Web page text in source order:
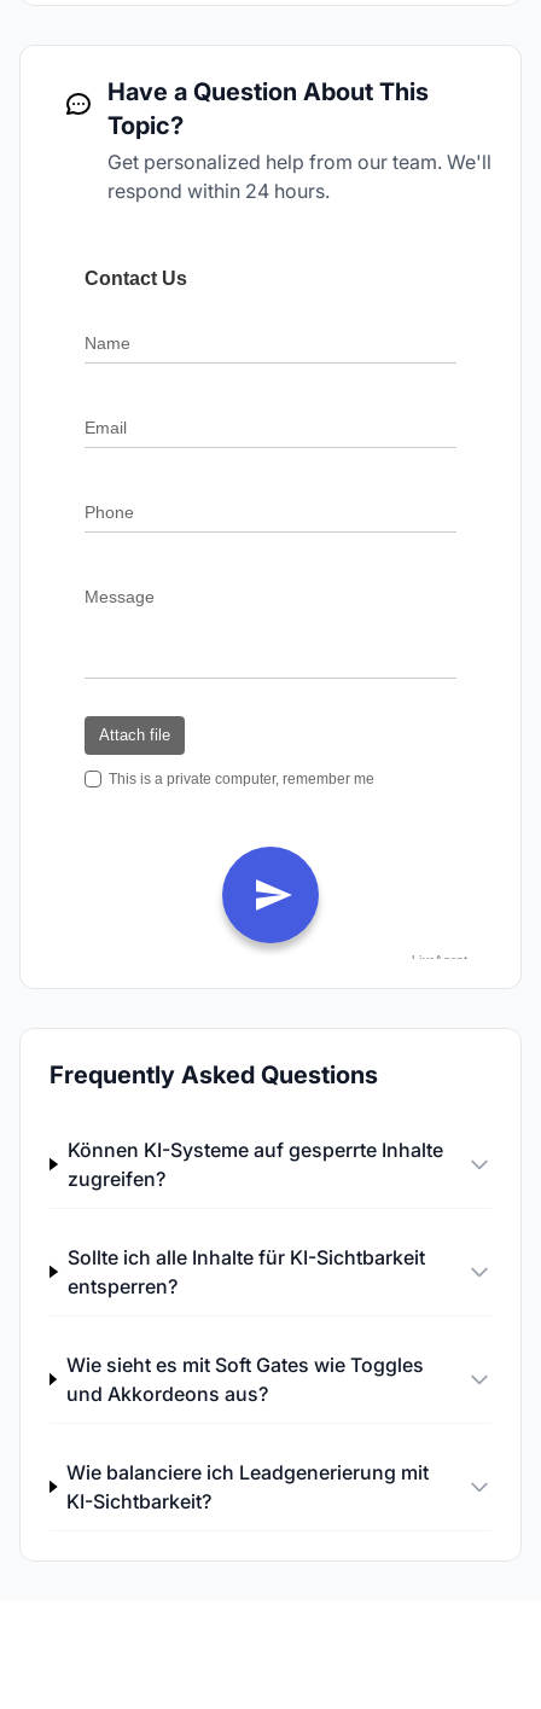
Have a Question About This
Topic?
Get personalized help from our team. We'll
respond within 24 hours.
Frequently Asked Questions
Können KI-Systeme auf gesperrte Inhalte
zugreifen?
Sollte ich alle Inhalte für KI-Sichtbarkeit
entsperren?
Wie sieht es mit Soft Gates wie Toggles
und Akkordeons aus?
Wie balanciere ich Leadgenerierung mit
KI-Sichtbarkeit?